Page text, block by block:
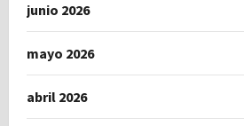
junio 2026
mayo 2026
abril 2026